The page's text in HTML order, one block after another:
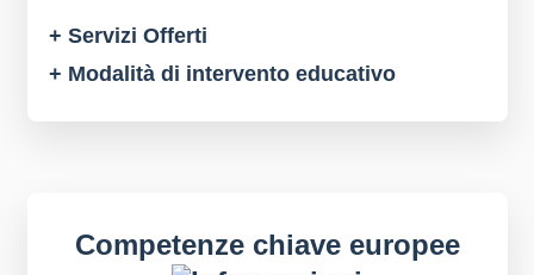
+ Servizi Offerti
+ Modalità di intervento educativo
Competenze chiave europee